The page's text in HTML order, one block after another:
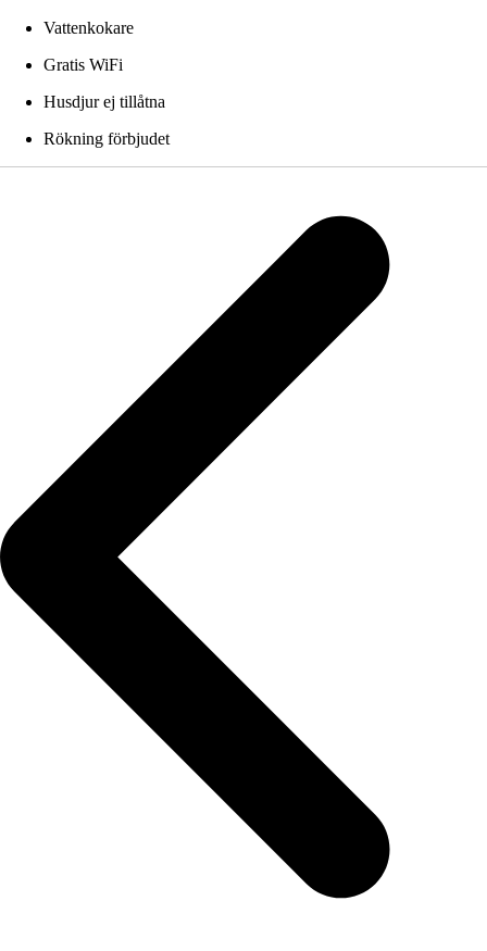
Vattenkokare
Gratis WiFi
Husdjur ej tillåtna
Rökning förbjudet